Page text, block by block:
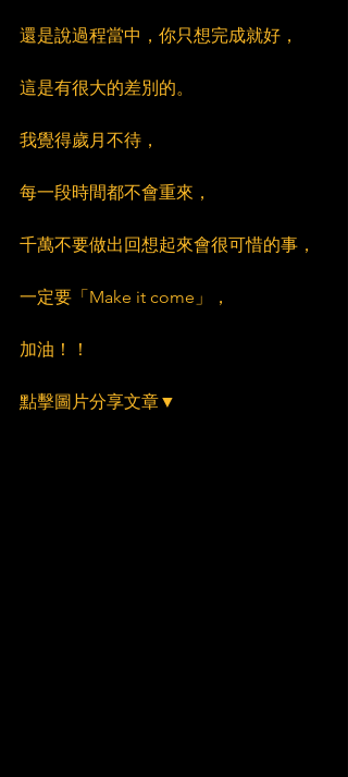
還是說過程當中，你只想完成就好，
這是有很大的差別的。
我覺得歲月不待，
每一段時間都不會重來，
千萬不要做出回想起來會很可惜的事，
一定要「Make it come」，
加油！！
點擊圖片分享文章▼